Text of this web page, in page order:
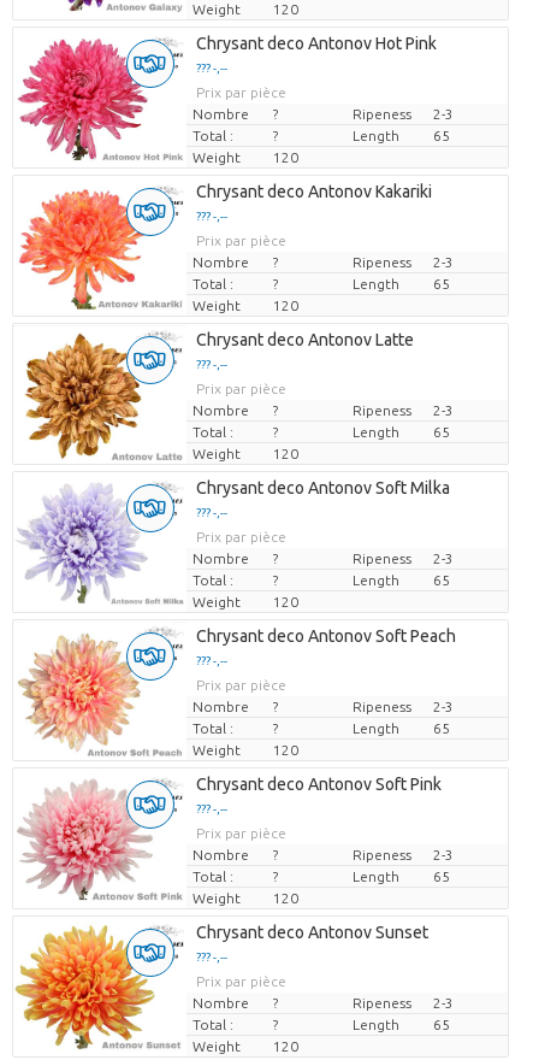
Weight
120
Chrysant deco Antonov Hot Pink
??? -,--
Prix par pièce
Nombre
? Ripeness
2-3
Total :
? Length
65
Weight
120
Chrysant deco Antonov Kakariki
??? -,--
Prix par pièce
Nombre
? Ripeness
2-3
Total :
? Length
65
Weight
120
Chrysant deco Antonov Latte
??? -,--
Prix par pièce
Nombre
? Ripeness
2-3
Total :
? Length
65
Weight
120
Chrysant deco Antonov Soft Milka
??? -,--
Prix par pièce
Nombre
? Ripeness
2-3
Total :
? Length
65
Weight
120
Chrysant deco Antonov Soft Peach
??? -,--
Prix par pièce
Nombre
? Ripeness
2-3
Total :
? Length
65
Weight
120
Chrysant deco Antonov Soft Pink
??? -,--
Prix par pièce
Nombre
? Ripeness
2-3
Total :
? Length
65
Weight
120
Chrysant deco Antonov Sunset
??? -,--
Prix par pièce
Nombre
? Ripeness
2-3
Total :
? Length
65
Weight
120